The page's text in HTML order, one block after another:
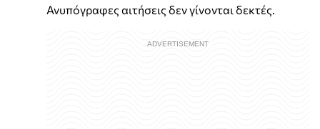
Ανυπόγραφες αιτήσεις δεν γίνονται δεκτές.